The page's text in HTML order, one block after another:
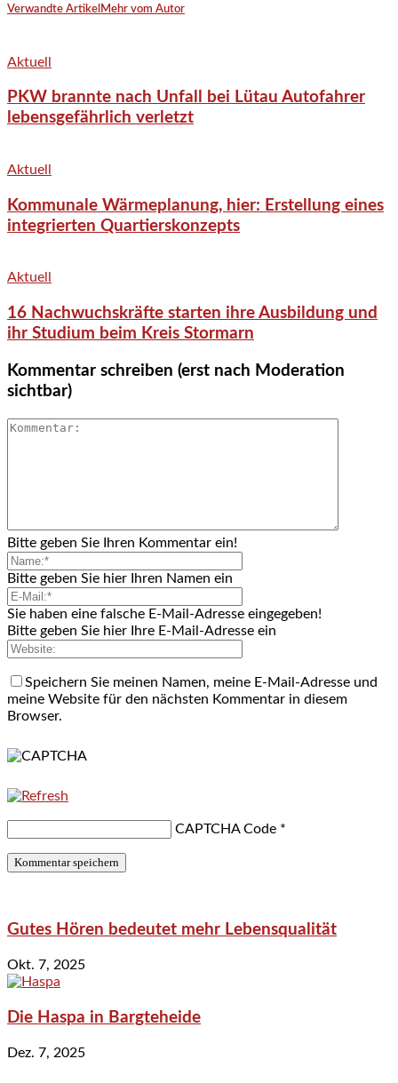
Verwandte Artikel Mehr vom Autor
Aktuell
PKW brannte nach Unfall bei Lütau Autofahrer
lebensgefährlich verletzt
Aktuell
Kommunale Wärmeplanung, hier: Erstellung eines
integrierten Quartierskonzepts
Aktuell
16 Nachwuchskräfte starten ihre Ausbildung und
ihr Studium beim Kreis Stormarn
Kommentar schreiben (erst nach Moderation
sichtbar)
Bitte geben Sie Ihren Kommentar ein!
Bitte geben Sie hier Ihren Namen ein
Sie haben eine falsche E-Mail-Adresse eingegeben!
Bitte geben Sie hier Ihre E-Mail-Adresse ein
Speichern Sie meinen Namen, meine E-Mail-Adresse und
meine Website für den nächsten Kommentar in diesem
Browser.
CAPTCHA Code *
Gutes Hören bedeutet mehr Lebensqualität
Okt. 7, 2025
Die Haspa in Bargteheide
Dez. 7, 2025